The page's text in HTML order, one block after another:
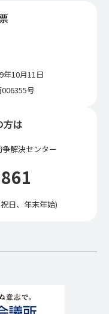
年10月11日
号
方は
解決センター
日、年末年始)